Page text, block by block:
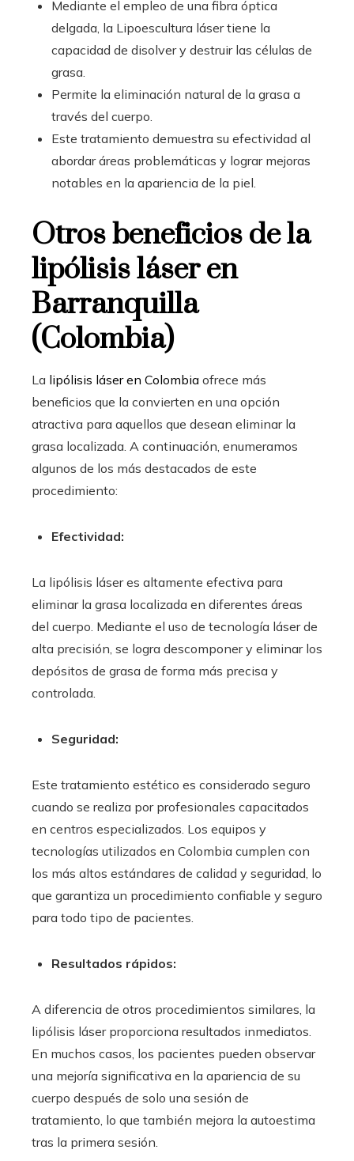
Mediante el empleo de una fibra óptica
delgada, la Lipoescultura láser tiene la
capacidad de disolver y destruir las células de
grasa.
Permite la eliminación natural de la grasa a
través del cuerpo.
Este tratamiento demuestra su efectividad al
abordar áreas problemáticas y lograr mejoras
notables en la apariencia de la piel.
Otros beneficios de la
lipólisis láser en
Barranquilla
(Colombia)
La lipólisis láser en Colombia ofrece más
beneficios que la convierten en una opción
atractiva para aquellos que desean eliminar la
grasa localizada. A continuación, enumeramos
algunos de los más destacados de este
procedimiento:
Efectividad:
La lipólisis láser es altamente efectiva para
eliminar la grasa localizada en diferentes áreas
del cuerpo. Mediante el uso de tecnología láser de
alta precisión, se logra descomponer y eliminar los
depósitos de grasa de forma más precisa y
controlada.
Seguridad:
Este tratamiento estético es considerado seguro
cuando se realiza por profesionales capacitados
en centros especializados. Los equipos y
tecnologías utilizados en Colombia cumplen con
los más altos estándares de calidad y seguridad, lo
que garantiza un procedimiento confiable y seguro
para todo tipo de pacientes.
Resultados rápidos:
A diferencia de otros procedimientos similares, la
lipólisis láser proporciona resultados inmediatos.
En muchos casos, los pacientes pueden observar
una mejoría significativa en la apariencia de su
cuerpo después de solo una sesión de
tratamiento, lo que también mejora la autoestima
tras la primera sesión.